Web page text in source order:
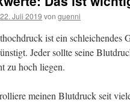
22. Juli 2019 von guenni
ist ein schleichendes
Jeder sollte seine
zu hoch liegen.
meinen Blutdruck seit